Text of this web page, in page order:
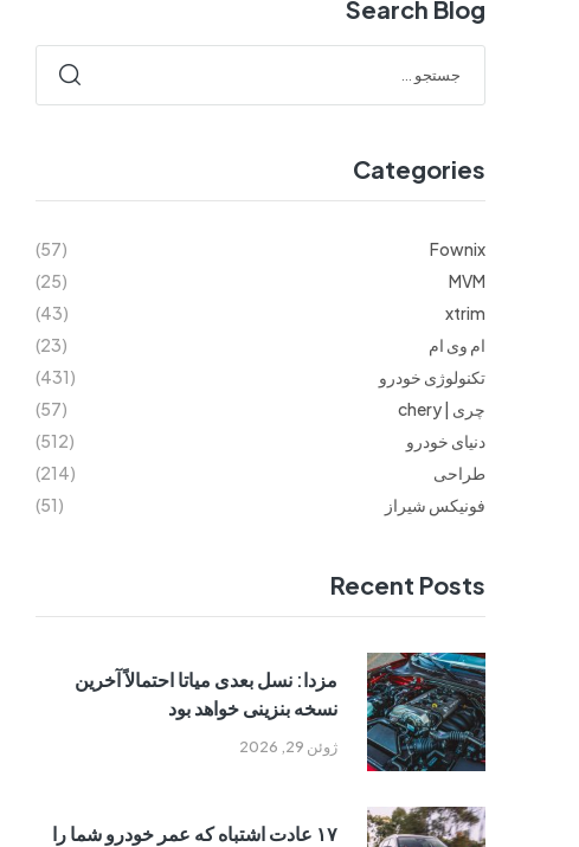
Search Blog
Categories
Fownix
(57)
MVM
(25)
xtrim
(43)
ام وی ام
(23)
تکنولوژی خودرو
(431)
چری | chery
(57)
دنیای خودرو
(512)
طراحی
(214)
فونیکس شیراز
(51)
Recent Posts
ژوئن 29, 2026
مزدا: نسل بعدی میاتا احتمالاً آخرین
نسخه بنزینی خواهد بود
۱۷ عادت اشتباه که عمر خودرو شما را